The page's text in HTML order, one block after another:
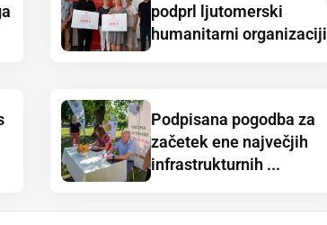
podprl ljutomerski
humanitarni organizaciji
Podpisana pogodba za
začetek ene največjih
infrastrukturnih ...